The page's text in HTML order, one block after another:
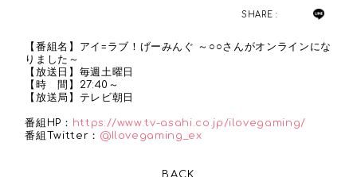
SHARE :
【番組名】アイ=ラブ！げーみんぐ ～○○さんがオンラインにな
りました～
【放送日】毎週土曜日
【時 間】27:40～
【放送局】テレビ朝日
番組HP： https://www.tv-asahi.co.jp/ilovegaming/
番組Twitter： @Ilovegaming_ex